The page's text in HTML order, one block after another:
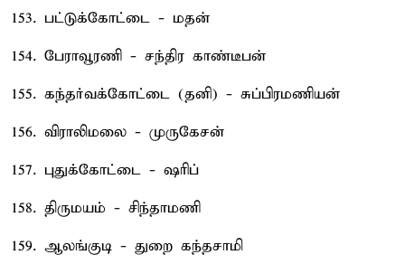
153. பட்டுக்கோட்டை - மதன்
154. பேராவூரணி - சந்திர காண்டீபன்
155. கந்தர்வக்கோட்டை (தனி) - சுப்பிரமணியன்
156. விராலிமலை - முருகேசன்
157. புதுக்கோட்டை - ஷரிப்
158. திருமயம் - சிந்தாமணி
159. ஆலங்குடி - துறை கந்தசாமி